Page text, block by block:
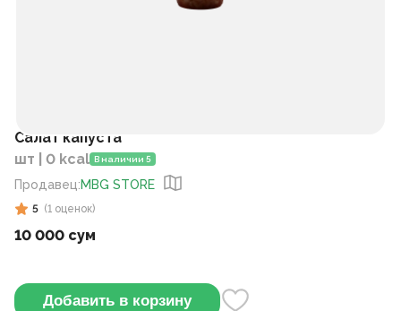
Cалат капуста
шт | 0 kcal В наличии 5
Продавец:MBG STORE
5 (1 оценок)
10 000 сум
Добавить в корзину